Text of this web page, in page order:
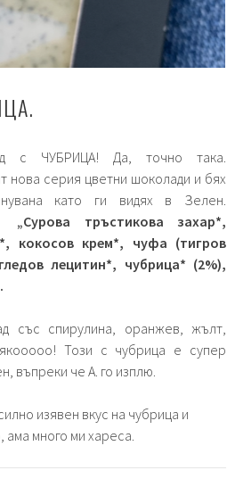
с ЧУБРИЦА! Да, точно така.
нова серия цветни шоколади и бях
като ги видях в Зелен.
тръстикова захар*,
кокосов крем*, чуфа (тигров
лецитин*, чубрица* (2%),
със спирулина, оранжев, жълт,
Този с чубрица е супер
въпреки че А. го изплю.
изявен вкус на чубрица и
ама много ми хареса.